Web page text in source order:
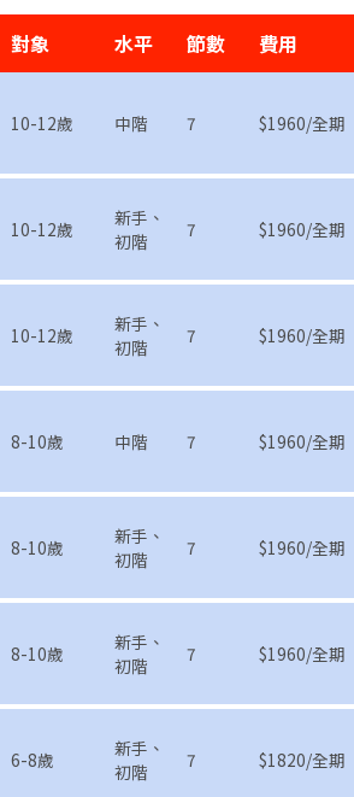
對象 水平 節數 費用
10-12歲 中階 7 $1960/全期
10-12歲
新手、
初階
7 $1960/全期
10-12歲
新手、
初階
7 $1960/全期
8-10歲 中階 7 $1960/全期
8-10歲
新手、
初階
7 $1960/全期
8-10歲
新手、
初階
7 $1960/全期
6-8歲
新手、
初階
7 $1820/全期